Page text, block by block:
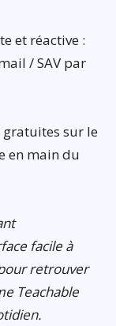
et réactive :
/ SAV par
sur le
en main du
facile à
retrouver
Teachable